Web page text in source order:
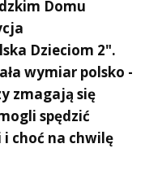
Domu
Dzieciom 2".
wymiar polsko -
zmagają się
spędzić
choć na chwilę